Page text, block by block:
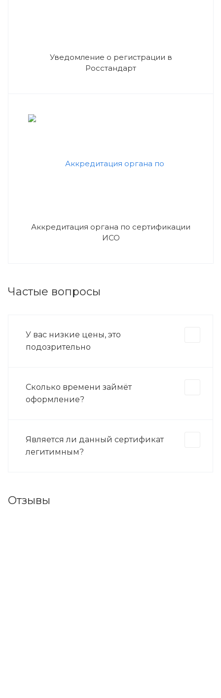
Уведомление о регистрации в
Росстандарт
Аккредитация органа по сертификации
ИСО
Частые вопросы
У вас низкие цены, это
подозрительно
Сколько времени займёт
оформление?
Является ли данный сертификат
легитимным?
Отзывы